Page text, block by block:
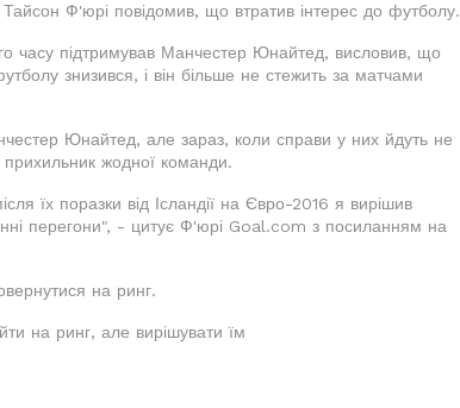
Тайсон Ф'юрі повідомив, що втратив інтерес до футболу.
часу підтримував Манчестер Юнайтед, висловив, що
знизився, і він більше не стежить за матчами
Юнайтед, але зараз, коли справи у них йдуть не
жодної команди.
їх поразки від Ісландії на Євро-2016 я вирішив
перегони", - цитує Ф'юрі Goal.com з посиланням на
на ринг.
на ринг, але вирішувати їм